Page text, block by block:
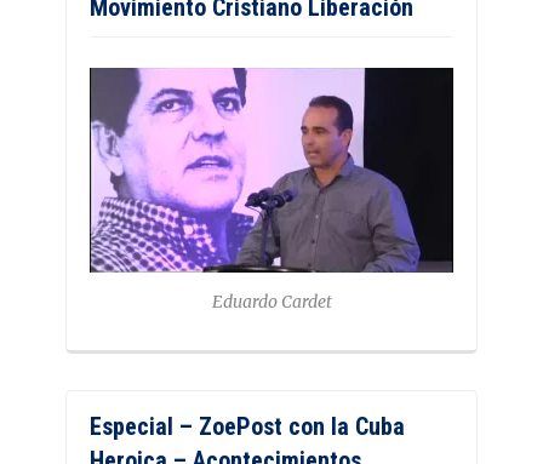
Movimiento Cristiano Liberación
Eduardo Cardet
Especial – ZoePost con la Cuba